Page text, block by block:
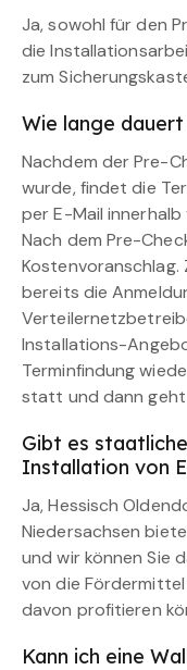
Ja, sowohl für den
die
zum
Wie lange
Nachdem der Pre-
wurde, findet die
per E-Mail
Nach dem Pre-
Kostenvoranschlag.
bereits die
Installations-
Terminfindung
statt und dann geht
Gibt es
Installation von
Ja, Hessisch
Niedersachsen
und wir können Sie
von die
davon profitieren
Kann ich eine